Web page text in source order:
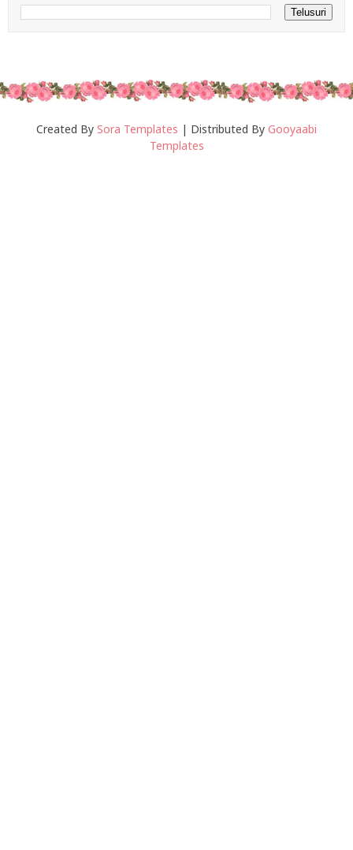
Created By Sora Templates | Distributed By Gooyaabi
Templates